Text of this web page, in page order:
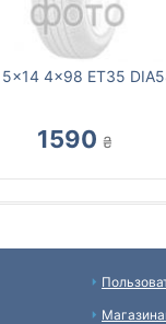
4x98 ET35
1590 ₴